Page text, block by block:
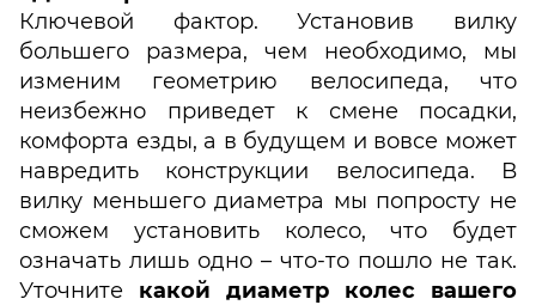
Ключевой фактор. Установив вилку
большего размера, чем необходимо, мы
изменим геометрию велосипеда, что
неизбежно приведет к смене посадки,
комфорта езды, а в будущем и вовсе может
навредить конструкции велосипеда. В
вилку меньшего диаметра мы попросту не
сможем установить колесо, что будет
означать лишь одно – что-то пошло не так.
Уточните какой диаметр колес вашего